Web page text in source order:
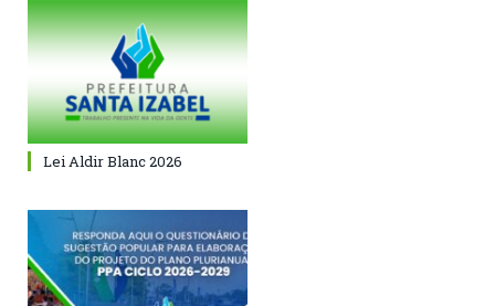
Lei Aldir Blanc 2026